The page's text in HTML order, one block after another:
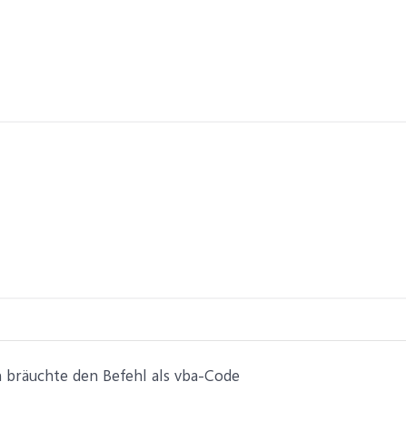
den Befehl als vba-Code